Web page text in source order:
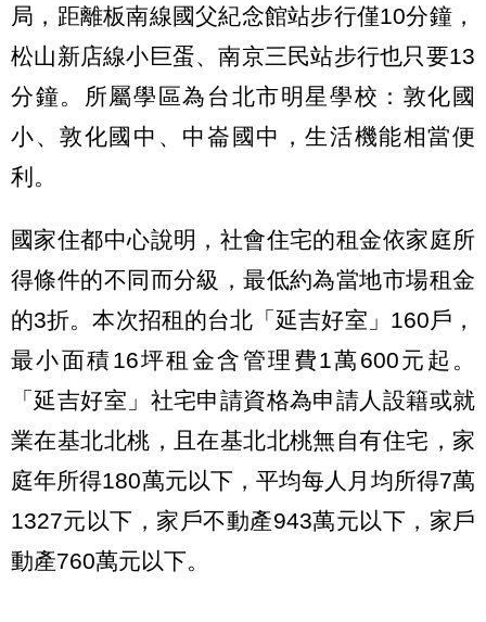
局，距離板南線國父紀念館站步行僅10分鐘，
松山新店線小巨蛋、南京三民站步行也只要13
分鐘。所屬學區為台北市明星學校：敦化國
小、敦化國中、中崙國中，生活機能相當便
利。
國家住都中心說明，社會住宅的租金依家庭所
得條件的不同而分級，最低約為當地市場租金
的3折。本次招租的台北「延吉好室」160戶，
最小面積16坪租金含管理費1萬600元起。
「延吉好室」社宅申請資格為申請人設籍或就
業在基北北桃，且在基北北桃無自有住宅，家
庭年所得180萬元以下，平均每人月均所得7萬
1327元以下，家戶不動產943萬元以下，家戶
動產760萬元以下。